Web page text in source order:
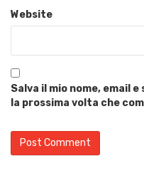
Website
Salva il mio nome, email
la prossima volta che